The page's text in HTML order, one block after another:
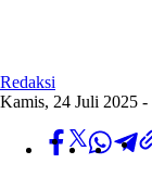
Redaksi
Kamis, 24 Juli 2025